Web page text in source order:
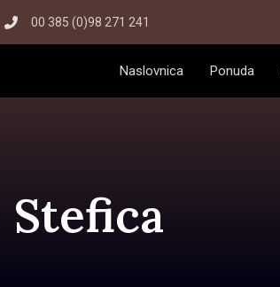
00 385 (0)98 271 241
Naslovnica Ponuda